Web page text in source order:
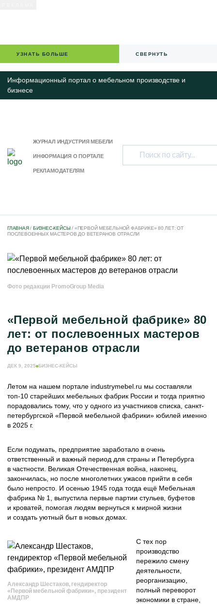
УЗНАТЬ БОЛЬШЕ СВЕРНУТЬ
Информационный портал о мебельном производстве и
бизнесе
ЖУРНАЛ ИНДУСТРИЯ МЕБЕЛИ
ИНФОРМАЦИЯ О ПОРТАЛЕ
РЕКЛАМОДАТЕЛЯМ
ГЛАВНАЯ/ БИЗНЕС-КЕЙСЫ / «ПЕРВОЙ МЕБЕЛЬНОЙ ФАБРИКЕ» 80 ЛЕТ: ОТ
ПОСЛЕВОЕННЫХ МАСТЕРОВ ДО ВЕТЕРАНОВ ОТРАСЛИ
Фото редакции PromoGroup Media
«Первой мебельной фабрике» 80
лет: от послевоенных мастеров
до ветеранов отрасли
ДЕК 9, 2025 БИЗНЕС-КЕЙСЫ
Летом на нашем портале industrymebel.ru мы составляли
топ‑10 старейших мебельных фабрик России и тогда приятно
порадовались тому, что у одного из участников списка, санкт-
петербургской «Первой мебельной фабрики» юбилей именно
в 2025 г.
Если подумать, предприятие заработало в очень
ответственный и важный период для страны и Петербурга
в частности. Великая Отечественная вой­на, наконец,
закончилась, но после многолетних ужасов прийти в себя
было непросто. И осенью 1945 года тогда ещё Мебельная
фабрика № 1, выпустила первые партии стульев, буфетов
и кроватей, помогая людям вернуться к мирной жизни
и создать уютный быт в новых домах.
Александр Шестаков, гендиректор
«Первой мебельной фабрики», президент
АМДПР
С тех пор
производство
пережило смену
деятельности,
реорганизацию,
полный переворот
экономики в стране,